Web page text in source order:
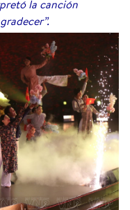
la canción